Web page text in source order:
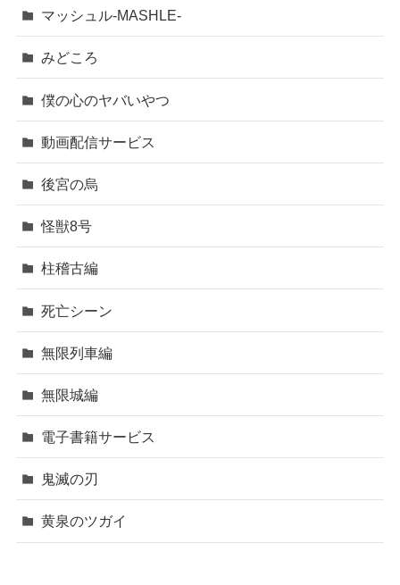
マッシュル-MASHLE-
みどころ
僕の心のヤバいやつ
動画配信サービス
後宮の烏
怪獣8号
柱稽古編
死亡シーン
無限列車編
無限城編
電子書籍サービス
鬼滅の刃
黄泉のツガイ